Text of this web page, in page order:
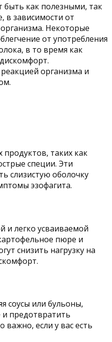
как полезными, так
в зависимости от
Некоторые
от употребления
в то время как
организма и
продуктов, таких как
специи. Эти
слизистую оболочку
эзофагита.
и легко усваиваемой
пюре и
снизить нагрузку на
соусы или бульоны,
и предотвратить
важно, если у вас есть